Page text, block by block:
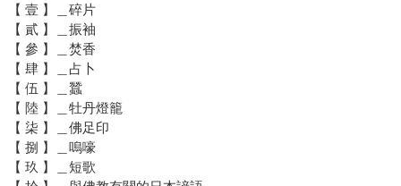
【 壹 】＿碎片
【 貳 】＿振袖
【 參 】＿焚香
【 肆 】＿占卜
【 伍 】＿蠶
【 陸 】＿牡丹燈籠
【 柒 】＿佛足印
【 捌 】＿嗚嚎
【 玖 】＿短歌